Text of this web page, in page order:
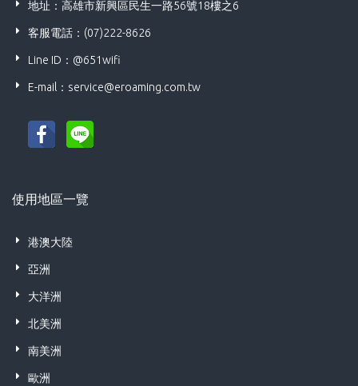
地址：高雄市新興區民生一路56號18樓之6
客服電話：(07)222-8626
Line ID：@651wifi
E-mail： service@eroaming.com.tw
使用地區一覽
港澳大陸
亞洲
大洋洲
北美洲
南美洲
歐洲